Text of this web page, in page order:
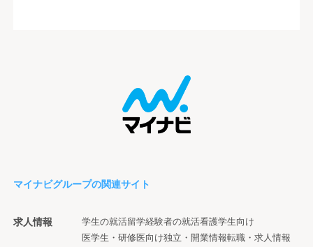
マイナビグループの関連サイト
求人情報 学生の就活留学経験者の就活看護学生向け
医学生・研修医向け独立・開業情報転職・求人情報